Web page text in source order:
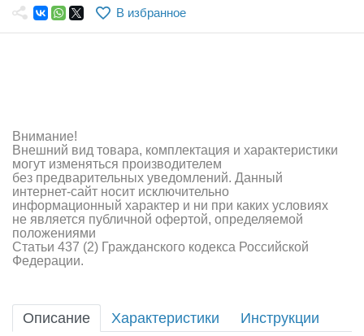
Судомодели
Зарядные устройства и блоки питания
Двигатели
Технические жидкости
Инструмент,измерительные приборы,расходники
В избранное
Внимание!
Внешний вид товара, комплектация и характеристики
могут изменяться производителем
без предварительных уведомлений. Данный
интернет-сайт носит исключительно
информационный характер и ни при каких условиях
не является публичной офертой, определяемой
положениями
Статьи 437 (2) Гражданского кодекса Российской
Федерации.
Описание Характеристики Инструкции